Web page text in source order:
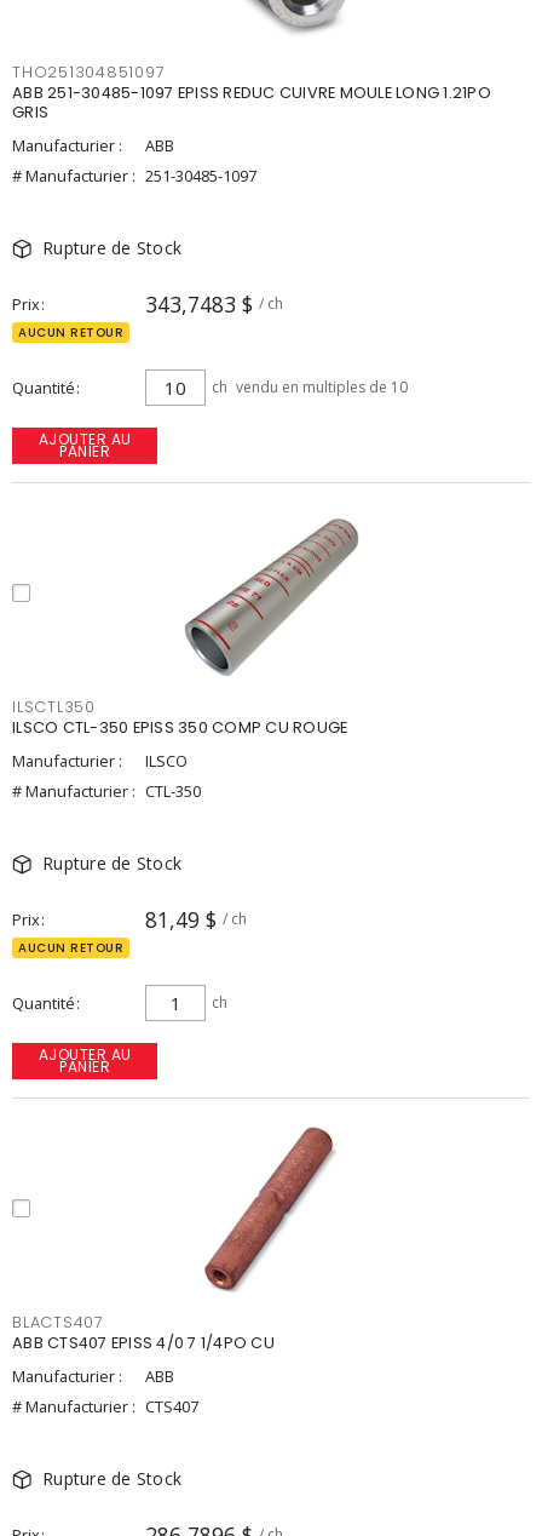
THO251304851097
ABB 251-30485-1097 EPISS REDUC CUIVRE MOULE LONG 1.21PO
GRIS
Manufacturier :
ABB
# Manufacturier : 251-30485-1097
Rupture de Stock
Prix 343,7483 $ / ch
AUCUN RETOUR
Quantité ch vendu en multiples de 10
AJOUTER AU
PANIER
ILSCTL350
ILSCO CTL-350 EPISS 350 COMP CU ROUGE
Manufacturier :
ILSCO
# Manufacturier : CTL-350
Rupture de Stock
Prix 81,49 $ / ch
AUCUN RETOUR
Quantité ch
AJOUTER AU
PANIER
BLACTS407
ABB CTS407 EPISS 4/0 7 1/4PO CU
Manufacturier :
ABB
# Manufacturier : CTS407
Rupture de Stock